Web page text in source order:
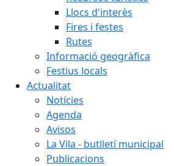
Llocs d'interès
Fires i festes
Rutes
Informació geogràfica
Festius locals
Actualitat
Notícies
Agenda
Avisos
La Vila - butlletí municipal
Publicacions